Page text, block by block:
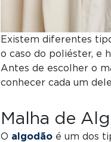
Existem diferentes
o caso do poliéster, e
Antes de escolher o
conhecer cada um
Malha de
O algodão é um dos